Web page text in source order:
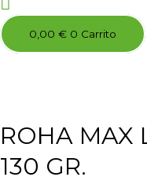
0,00 € 0 Carrito
ROHA MAX
130 GR.